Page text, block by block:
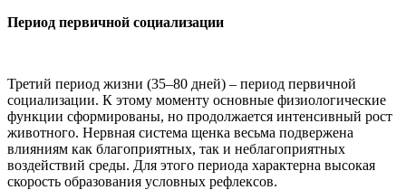
Период первичной социализации
Третий период жизни (35–80 дней) – период первичной
социализации. К этому моменту основные физиологические
функции сформированы, но продолжается интенсивный рост
животного. Нервная система щенка весьма подвержена
влияниям как благоприятных, так и неблагоприятных
воздействий среды. Для этого периода характерна высокая
скорость образования условных рефлексов.